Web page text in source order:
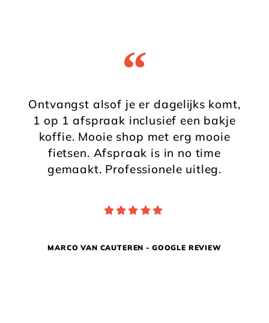
“
Ontvangst alsof je er dagelijks komt,
1 op 1 afspraak inclusief een bakje
koffie. Mooie shop met erg mooie
fietsen. Afspraak is in no time
gemaakt. Professionele uitleg.
MARCO VAN CAUTEREN - GOOGLE REVIEW